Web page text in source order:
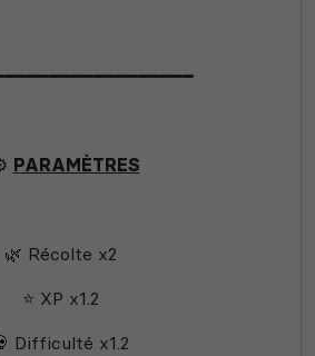
PARAMÈTRES
🌿 Récolte x2
⭐ XP x1.2
Difficulté x1.2